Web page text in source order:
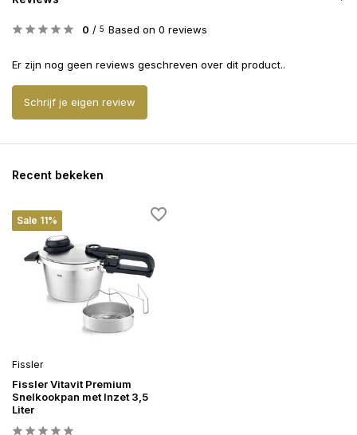
0 / 5 Based on 0 reviews
Er zijn nog geen reviews geschreven over dit product..
Schrijf je eigen review
Recent bekeken
Sale 11%
Fissler
Fissler Vitavit Premium
Snelkookpan met Inzet 3,5
Liter